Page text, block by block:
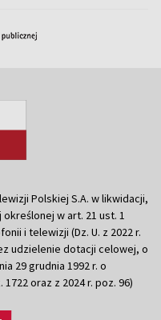
Polskiej S.A. w likwidacji,
w art. 21 ust. 1
i telewizji (Dz. U. z 2022 r.
udzielenie dotacji celowej, o
29 grudnia 1992 r. o
oraz z 2024 r. poz. 96)